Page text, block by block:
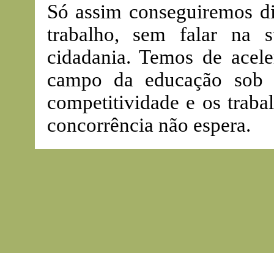
Só assim conseguiremos
trabalho, sem falar na
cidadania. Temos de
campo da educação
competitividade e os
concorrência não espera.